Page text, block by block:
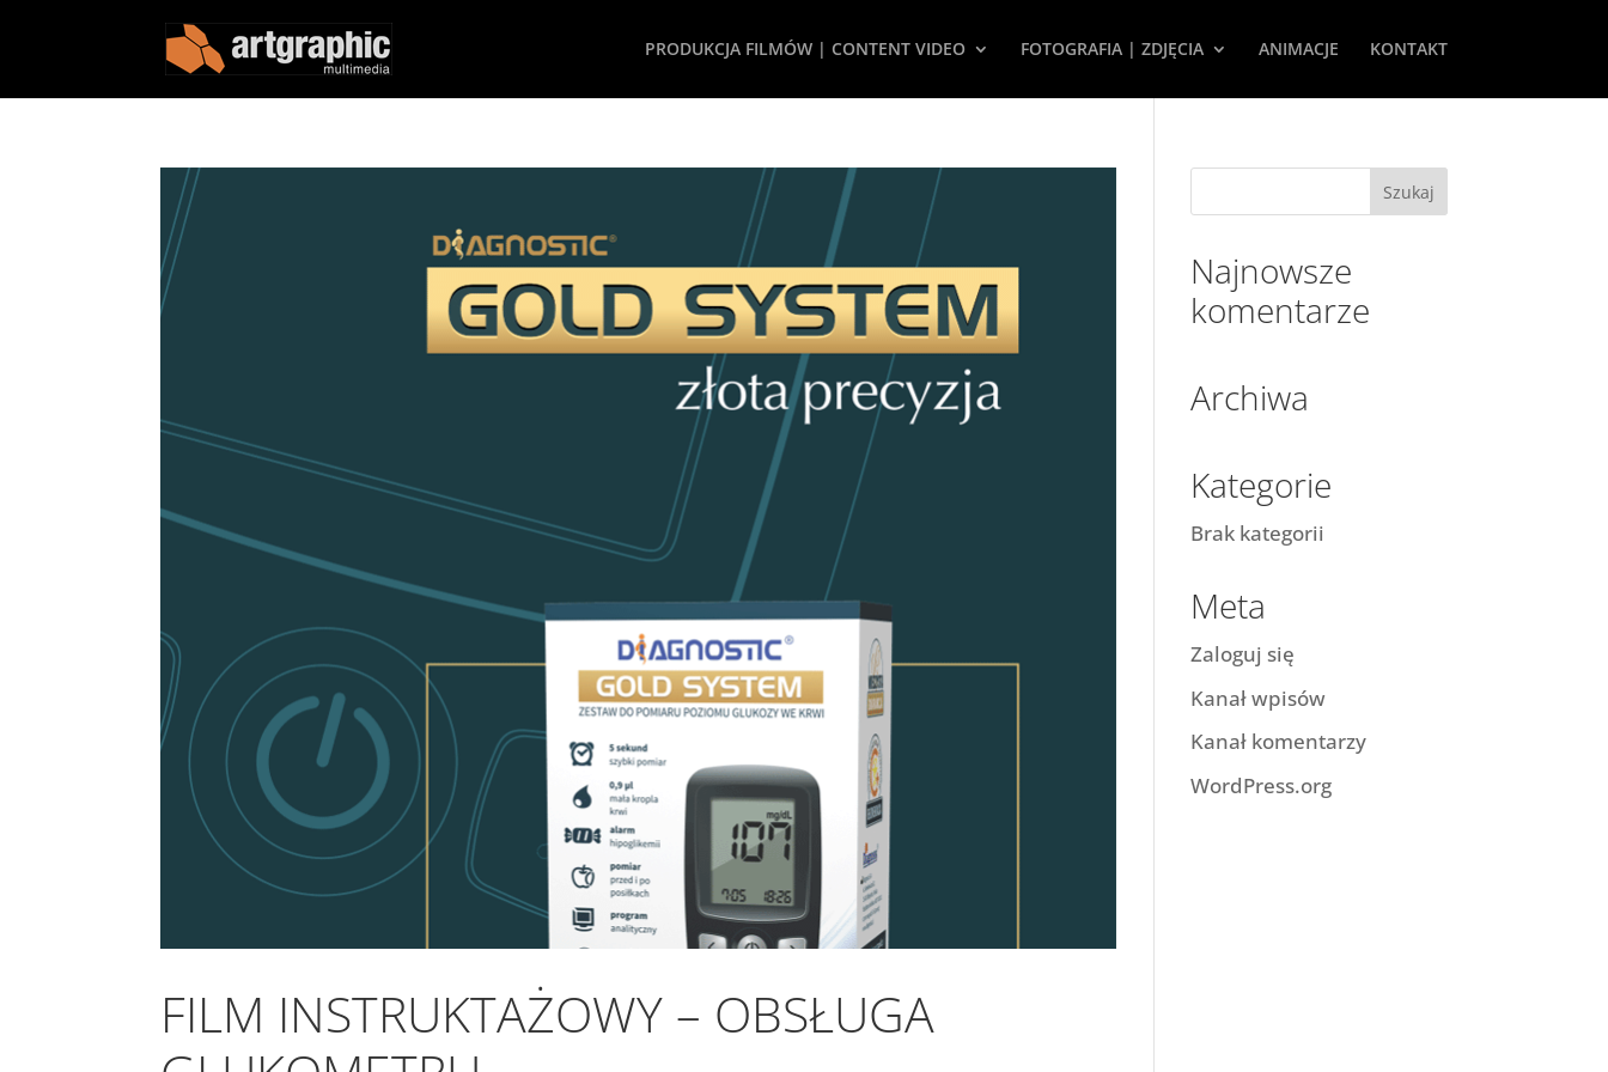
PRODUKCJA FILMÓW | CONTENT VIDEO FOTOGRAFIA | ZDJĘCIA ANIMACJE KONTAKT
FILM INSTRUKTAŻOWY – OBSŁUGA
Najnowsze
komentarze
Archiwa
Kategorie
Brak kategorii
Meta
Zaloguj się
Kanał wpisów
Kanał komentarzy
WordPress.org